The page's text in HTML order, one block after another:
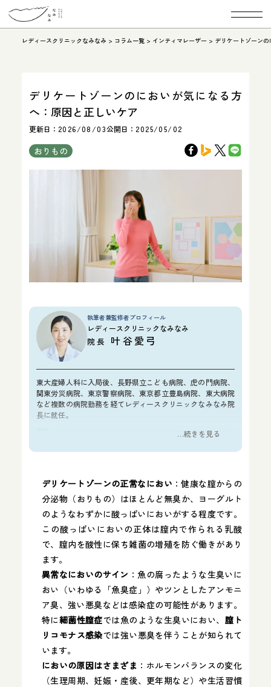
レディースクリニックなみなみ> コラム一覧> インティマレーザー > デリケートゾーン
デリケートゾーンのにおいが気になる方
へ：原因と正しいケア
更新日： 2026/08/03公開日： 2025/05/02
おりもの
執筆者兼監修者プロフィール
レディースクリニックなみなみ
院長 叶谷愛弓
東大産婦人科に入局後、長野県立こども病院、虎の門病院、
関東労災病院、東京警察病院、東京都立豊島病院、東大病院
など複数の病院勤務を経てレディースクリニックなみなみ院
長に就任。
所属学会
日本産科婦人科学会
日本周産期新生児学会
日本女性医学会
人類遺伝学会
日本産科婦人科遺伝診療学会
総監修者について詳しく見る
…続きを見る
デリケートゾーンの正常なにおい ：健康な膣からの
分泌物（おりもの）はほとんど無臭か、ヨーグルト
のようなわずかに酸っぱいにおいがする程度です​。
この酸っぱいにおいの正体は膣内で作られる乳酸
で、膣内を酸性に保ち雑菌の増殖を防ぐ働きがあり
ます。
異常なにおいのサイン ：魚の腐ったような生臭いに
おい（いわゆる「魚臭症」）やツンとしたアンモニ
ア臭、強い悪臭などは感染症の可能性があります​。
特に細菌性膣症では魚のような生臭いにおい、 膣ト
リコモナス感染では強い悪臭を伴うことが知られて
います。
においの原因はさまざま ：ホルモンバランスの変化
（生理周期、妊娠・産後、更年期など）や生活習慣